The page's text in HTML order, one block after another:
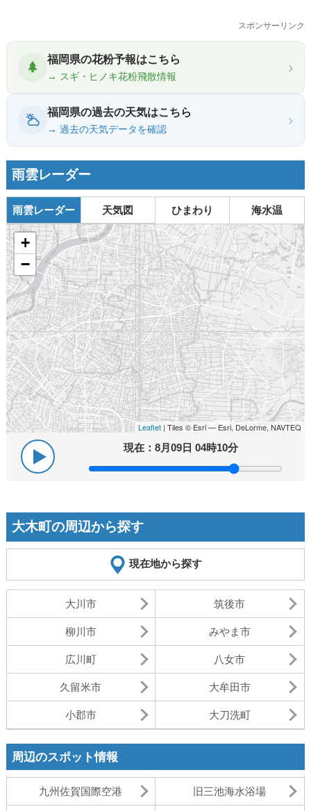
スポンサーリンク
福岡県の花粉予報はこちら
→ スギ・ヒノキ花粉飛散情報
›
福岡県の過去の天気はこちら
→ 過去の天気データを確認
›
雨雲レーダー
雨雲レーダー 天気図 ひまわり 海水温
+
−
Leaflet | Tiles © Esri — Esri, DeLorme, NAVTEQ
現在：8月09日 04時10分
大木町の周辺から探す
現在地から探す
大川市 筑後市
柳川市 みやま市
広川町 八女市
久留米市 大牟田市
小郡市 大刀洗町
周辺のスポット情報
九州佐賀国際空港 旧三池海水浴場